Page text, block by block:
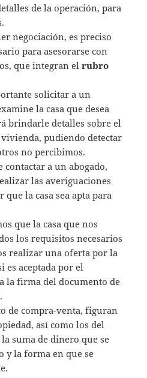
de la operación, para
negociación, es preciso
para asesorarse con
que integran elrubro
solicitar a un
la casa que desea
brindarle detalles sobre el
pudiendo detectar
no percibimos.
contactar a un abogado,
las averiguaciones
la casa sea apta para
que la casa que nos
los requisitos necesarios
realizar una oferta por la
es aceptada por el
la firma del documento de
de compra-venta, figuran
así como los del
suma de dinero que se
y la forma en que se